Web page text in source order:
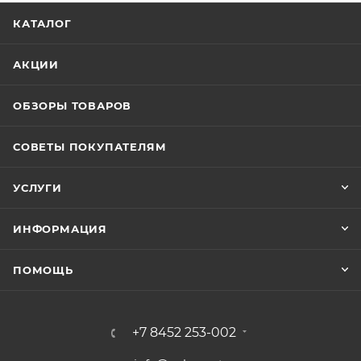
КАТАЛОГ
АКЦИИ
ОБЗОРЫ ТОВАРОВ
СОВЕТЫ ПОКУПАТЕЛЯМ
УСЛУГИ
ИНФОРМАЦИЯ
ПОМОЩЬ
+7 8452 253-002